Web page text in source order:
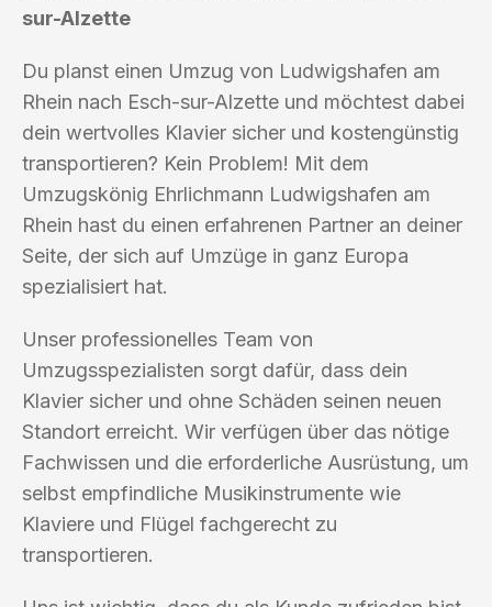
sur-Alzette
Du planst einen Umzug von Ludwigshafen am
Rhein nach Esch-sur-Alzette und möchtest dabei
dein wertvolles Klavier sicher und kostengünstig
transportieren? Kein Problem! Mit dem
Umzugskönig Ehrlichmann Ludwigshafen am
Rhein hast du einen erfahrenen Partner an deiner
Seite, der sich auf Umzüge in ganz Europa
spezialisiert hat.
Unser professionelles Team von
Umzugsspezialisten sorgt dafür, dass dein
Klavier sicher und ohne Schäden seinen neuen
Standort erreicht. Wir verfügen über das nötige
Fachwissen und die erforderliche Ausrüstung, um
selbst empfindliche Musikinstrumente wie
Klaviere und Flügel fachgerecht zu
transportieren.